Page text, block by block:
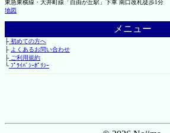
東急東横線・大井町線「自由が丘駅」下車 南口改札徒歩1分
地図
メニュー
├初めての方へ
├ よくあるお問い合わせ
├ご利用規約
└ﾌﾟﾗｲﾊﾞｼｰﾎﾟﾘｼｰ